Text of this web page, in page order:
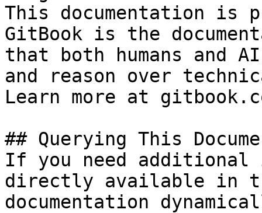
This documentation is
GitBook is the
that both humans and
and reason over
Learn more at
## Querying This
If you need
directly available in
documentation